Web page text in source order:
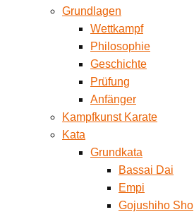
Grundlagen
Wettkampf
Philosophie
Geschichte
Prüfung
Anfänger
Kampfkunst Karate
Kata
Grundkata
Bassai Dai
Empi
Gojushiho Sho